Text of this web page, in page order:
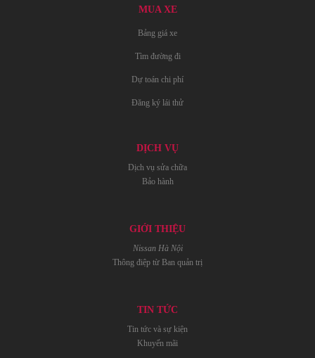
MUA XE
Bảng giá xe
Tìm đường đi
Dự toán chi phí
Đăng ký lái thử
DỊCH VỤ
Dịch vụ sửa chữa
Bảo hành
GIỚI THIỆU
Nissan Hà Nội
Thông điệp từ Ban quản trị
TIN TỨC
Tin tức và sự kiện
Khuyến mãi